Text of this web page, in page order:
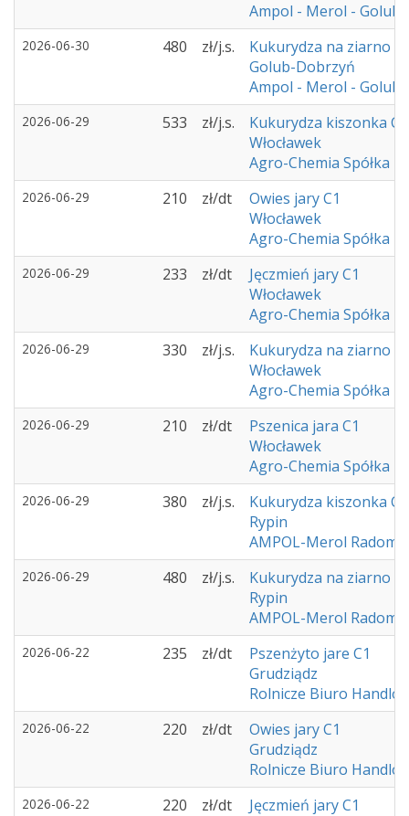
Ampol - Merol -
2026-06-30 480 zł/j.s.
Kukurydza na ziarno
Golub-Dobrzyń
Ampol - Merol -
2026-06-29 533 zł/j.s.
Kukurydza kiszonka C1
Włocławek
Agro-Chemia Spółka
2026-06-29 210 zł/dt
Owies jary C1
Włocławek
Agro-Chemia Spółka
2026-06-29 233 zł/dt
Jęczmień jary C1
Włocławek
Agro-Chemia Spółka
2026-06-29 330 zł/j.s.
Kukurydza na ziarno
Włocławek
Agro-Chemia Spółka
2026-06-29 210 zł/dt
Pszenica jara C1
Włocławek
Agro-Chemia Spółka
2026-06-29 380 zł/j.s.
Kukurydza kiszonka C1
Rypin
AMPOL-Merol
2026-06-29 480 zł/j.s.
Kukurydza na ziarno
Rypin
AMPOL-Merol
2026-06-22 235 zł/dt
Pszenżyto jare C1
Grudziądz
Rolnicze Biuro
2026-06-22 220 zł/dt
Owies jary C1
Grudziądz
Rolnicze Biuro
2026-06-22 220 zł/dt
Jęczmień jary C1